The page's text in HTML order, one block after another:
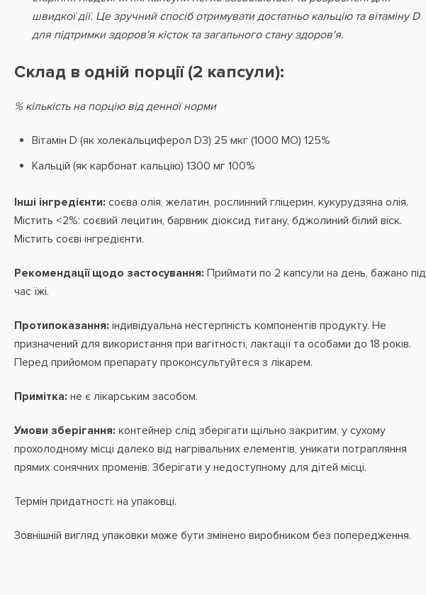
швидкої дії. Це зручний спосіб отримувати достатньо кальцію та вітаміну D
для підтримки здоров'я кісток та загального стану здоров'я.
Склад в одній порції (2 капсули):
% кількість на порцію від денної норми
Вітамін D (як холекальциферол D3) 25 мкг (1000 МО) 125%
Кальцій (як карбонат кальцію) 1300 мг 100%
Інші інгредієнти: соєва олія, желатин, рослинний гліцерин, кукурудзяна олія.
Містить <2%: соєвий лецитин, барвник діоксид титану, бджолиний білий віск.
Містить соєві інгредієнти.
Рекомендації щодо застосування: Приймати по 2 капсули на день, бажано під
час їжі.
Протипоказання: індивідуальна нестерпність компонентів продукту. Не
призначений для використання при вагітності, лактації та особами до 18 років.
Перед прийомом препарату проконсультуйтеся з лікарем.
Примітка: не є лікарським засобом.
Умови зберігання: контейнер слід зберігати щільно закритим, у сухому
прохолодному місці далеко від нагрівальних елементів, уникати потрапляння
прямих сонячних променів. Зберігати у недоступному для дітей місці.
Термін придатності: на упаковці.
Зовнішній вигляд упаковки може бути змінено виробником без попередження.